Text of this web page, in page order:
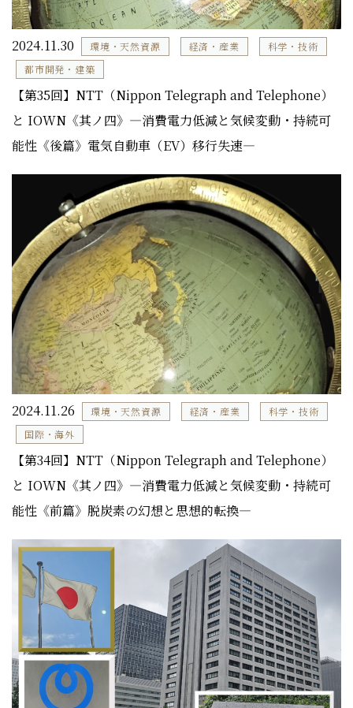
2024.11.30 環境・天然資源 経済・産業
科学・技術
都市開発・建築
【第35回】NTT（Nippon Telegraph and Telephone）
と IOWN《其ノ四》―消費電力低減と気候変動・持続可
能性《後篇》電気自動車（EV）移行失速―
2024.11.26 環境・天然資源 経済・産業
科学・技術
国際・海外
【第34回】NTT（Nippon Telegraph and Telephone）
と IOWN《其ノ四》―消費電力低減と気候変動・持続可
能性《前篇》脱炭素の幻想と思想的転換―